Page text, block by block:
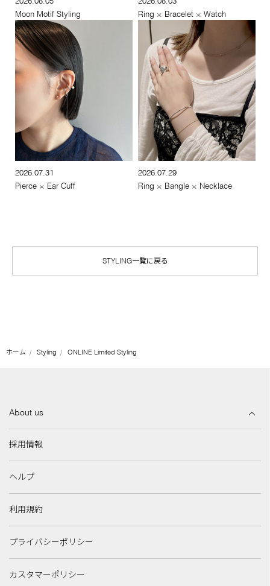
Moon Motif Styling
Ring × Bracelet × Watch
2026.07.31
Pierce × Ear Cuff
2026.07.29
Ring × Bangle × Necklace
STYLING一覧に戻る
ホーム Styling ONLINE Limited Styling
About us
採用情報
ヘルプ
利用規約
プライバシーポリシー
カスタマーポリシー